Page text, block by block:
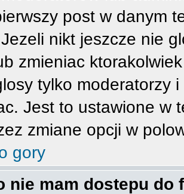
post w danym
nikt jeszcze nie
zmieniac
tylko moderatorzy
Jest to ustawione w
zmiane opcji w
gory
nie mam dostepu do